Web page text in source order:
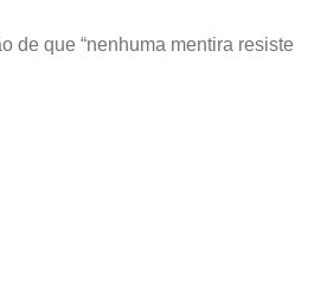
de que “nenhuma mentira resiste